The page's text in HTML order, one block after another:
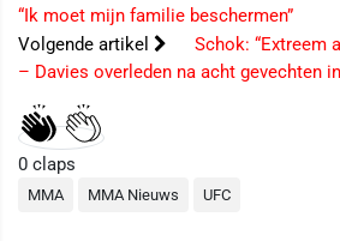
“Ik moet mijn familie beschermen”
Volgende artikel
Schok: “Extreem
– Davies overleden na acht gevechten
0 claps
MMA MMA Nieuws UFC